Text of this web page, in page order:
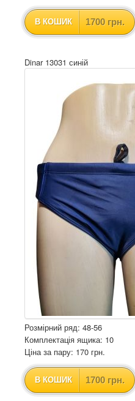
В КОШИК 1700 грн.
Dinar 13031 синій
Розмірний ряд: 48-56
Комплектація ящика: 10
Ціна за пару: 170 грн.
В КОШИК 1700 грн.